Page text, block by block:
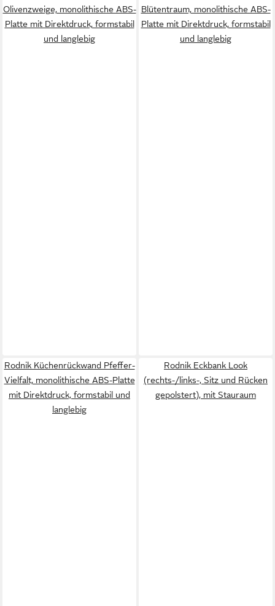
Olivenzweige, monolithische ABS-
Platte mit Direktdruck, formstabil
und langlebig
Blütentraum, monolithische ABS-
Platte mit Direktdruck, formstabil
und langlebig
Rodnik Küchenrückwand Pfeffer-
Vielfalt, monolithische ABS-Platte
mit Direktdruck, formstabil und
langlebig
Rodnik Eckbank Look
(rechts-/links-, Sitz und Rücken
gepolstert), mit Stauraum